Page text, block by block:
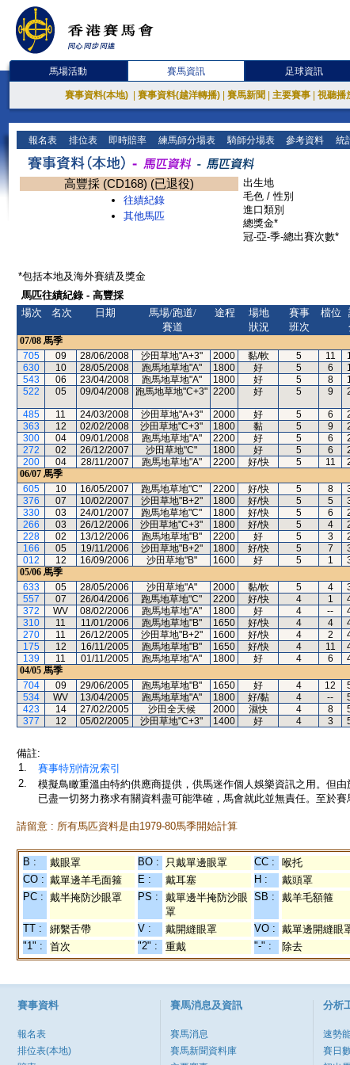
馬場活動 賽馬資訊 足球資訊
賽事資料(本地) 賽事資料(越洋轉播) 賽馬新聞 主要賽事 視聽播
報名表 排位表 即時賠率 練馬師分場表 騎師分場表 參考資料 統
高豐採 (CD168) (已退役)
往績紀錄
其他馬匹
出生地
毛色 / 性別
進口類別
總獎金*
冠-亞-季-總出賽次數*
*包括本地及海外賽績及獎金
馬匹往績紀錄 - 高豐採
場次
名次 日期
馬場/跑道/
賽道
途程
場地
狀況
賽事
班次
檔位
07/08 馬季
705
09 28/06/2008 沙田草地"A+3" 2000 黏/軟 5 11
630
10 28/05/2008 跑馬地草地"A" 1800 好 5 6
543
06 23/04/2008 跑馬地草地"A" 1800 好 5 8
522
05 09/04/2008 跑馬地草地"C+3" 2200 好 5 9
485 11 24/03/2008 沙田草地"A+3" 2000 好 5 6
363
12 02/02/2008 沙田草地"C+3" 1800 黏 5 9
300
04 09/01/2008 跑馬地草地"A" 2200 好 5 6
272
02 26/12/2007 沙田草地"C" 1800 好 5 6
200
04 28/11/2007 跑馬地草地"A" 2200 好/快 5 11
06/07 馬季
605
10 16/05/2007 跑馬地草地"C" 2200 好/快 5 8
376
07 10/02/2007 沙田草地"B+2" 1800 好/快 5 5
330
03 24/01/2007 跑馬地草地"C" 1800 好/快 5 6
266
03 26/12/2006 沙田草地"C+3" 1800 好/快 5 4
228
02 13/12/2006 跑馬地草地"B" 2200 好 5 3
166
05 19/11/2006 沙田草地"B+2" 1800 好/快 5 7
012
12 16/09/2006 沙田草地"B" 1600 好 5 1
05/06 馬季
633
05 28/05/2006 沙田草地"A" 2000 黏/軟 5 4
557
07 26/04/2006 跑馬地草地"C" 2200 好/快 4 1
372
WV 08/02/2006 跑馬地草地"A" 1800 好 4 --
310
11 11/01/2006 跑馬地草地"B" 1650 好/快 4 4
270
11 26/12/2005 沙田草地"B+2" 1600 好/快 4 2
175
12 16/11/2005 跑馬地草地"B" 1650 好/快 4 11
139
11 01/11/2005 跑馬地草地"A" 1800 好 4 6
04/05 馬季
704
09 29/06/2005 跑馬地草地"B" 1650 好 4 12
534
WV 13/04/2005 跑馬地草地"A" 1800 好/黏 4 --
423
14 27/02/2005 沙田全天候 2000 濕快 4 8
377
12 05/02/2005 沙田草地"C+3" 1400 好 4 3
備註:
1.
賽事特別情況索引
2.
模擬鳥瞰重溫由特約供應商提供，供馬迷作個人娛樂資訊之用。但
已盡一切努力務求有關資料盡可能準確，馬會就此並無責任。至於
請留意 : 所有馬匹資料是由1979-80馬季開始計算
B : 戴眼罩 BO : 只戴單邊眼罩 CC : 喉托
CO : 戴單邊羊毛面箍 E : 戴耳塞 H : 戴頭罩
PC : 戴半掩防沙眼罩 PS :
戴單邊半掩防沙眼
罩
SB : 戴羊毛額箍
TT : 綁繫舌帶 V : 戴開縫眼罩 VO : 戴單邊開縫眼
"1" :
首次 "2" : 重戴 "-" : 除去
賽事資料
報名表
排位表(本地)
賽馬消息及資訊
賽馬消息
賽馬新聞資料庫
分析
速勢
賽日